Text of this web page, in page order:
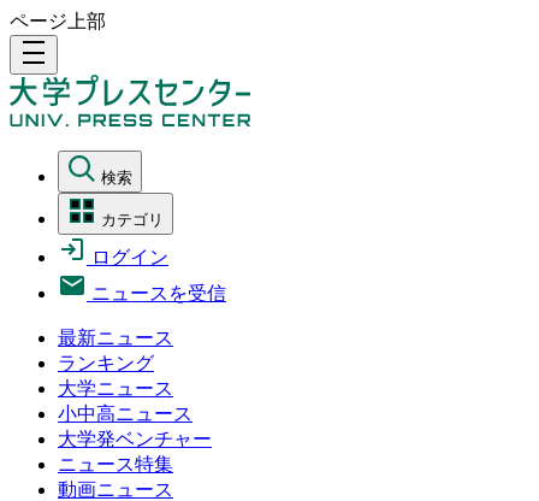
ページ上部
density_medium
検索
カテゴリ
ログイン
ニュースを受信
最新ニュース
ランキング
大学ニュース
小中高ニュース
大学発ベンチャー
ニュース特集
動画ニュース